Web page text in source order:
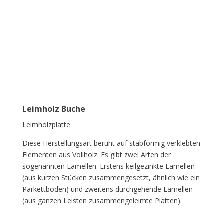
Leimholz Buche
Leimholzplatte
Diese Herstellungsart beruht auf stabförmig verklebten
Elementen aus Vollholz. Es gibt zwei Arten der
sogenannten Lamellen. Erstens keilgezinkte Lamellen
(aus kurzen Stücken zusammengesetzt, ähnlich wie ein
Parkettboden) und zweitens durchgehende Lamellen
(aus ganzen Leisten zusammengeleimte Platten).